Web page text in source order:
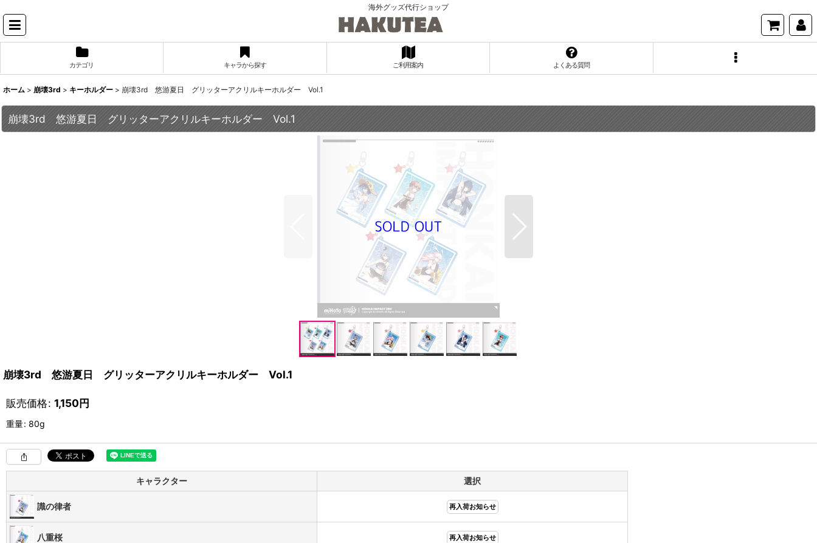
海外グッズ代行ショップ
カテゴリ キャラから探す ご利用案内 よくある質問
ホーム > 崩壊3rd > キーホルダー > 崩壊3rd 悠游夏日 グリッターアクリルキーホルダー Vol.1
崩壊3rd 悠游夏日 グリッターアクリルキーホルダー Vol.1
崩壊3rd 悠游夏日 グリッターアクリルキーホルダー Vol.1
販売価格: 1,150円
重量: 80g
キャラクター 選択
識の律者 再入荷お知らせ
八重桜 再入荷お知らせ